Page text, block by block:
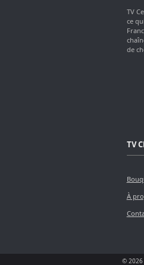
TV
ce
de
TV
À
© 2026